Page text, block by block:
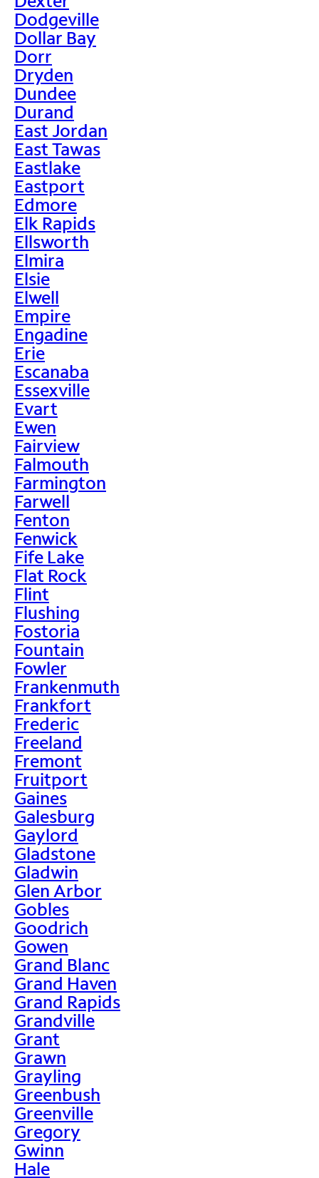
Dodgeville
Dollar Bay
Dorr
Dryden
Dundee
Durand
East Jordan
East Tawas
Eastlake
Eastport
Edmore
Elk Rapids
Ellsworth
Elmira
Elsie
Elwell
Empire
Engadine
Erie
Escanaba
Essexville
Evart
Ewen
Fairview
Falmouth
Farmington
Farwell
Fenton
Fenwick
Fife Lake
Flat Rock
Flint
Flushing
Fostoria
Fountain
Fowler
Frankenmuth
Frankfort
Frederic
Freeland
Fremont
Fruitport
Gaines
Galesburg
Gaylord
Gladstone
Gladwin
Glen Arbor
Gobles
Goodrich
Gowen
Grand Blanc
Grand Haven
Grand Rapids
Grandville
Grant
Grawn
Grayling
Greenbush
Greenville
Gregory
Gwinn
Hale